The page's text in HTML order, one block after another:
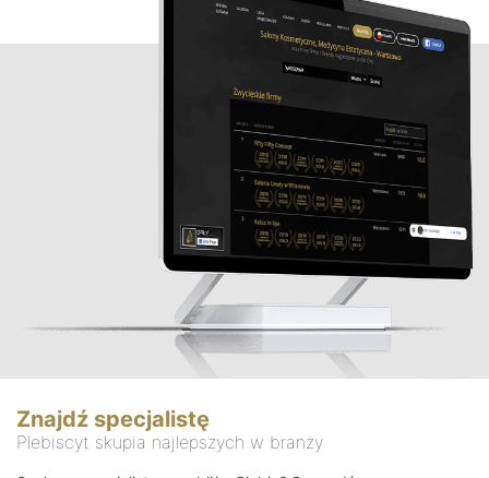
Znajdź specjalistę
Plebiscyt skupia najlepszych w branży